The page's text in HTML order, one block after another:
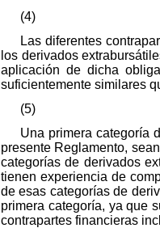
(4)
Las diferentes
los derivados
aplicación de dicha
suficientemente similares
(5)
Una primera categoría
presente Reglamento,
categorías de derivados
tienen experiencia de
de esas categorías de
primera categoría, ya que
contrapartes financieras